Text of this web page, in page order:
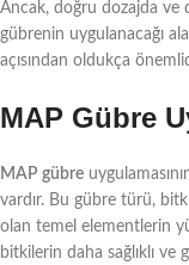
Ancak, doğru dozajda ve
gübrenin uygulanacağı
açısından oldukça
MAP Gübre
MAP gübre
vardır. Bu gübre türü,
olan temel elementlerin
bitkilerin daha sağlıklı ve